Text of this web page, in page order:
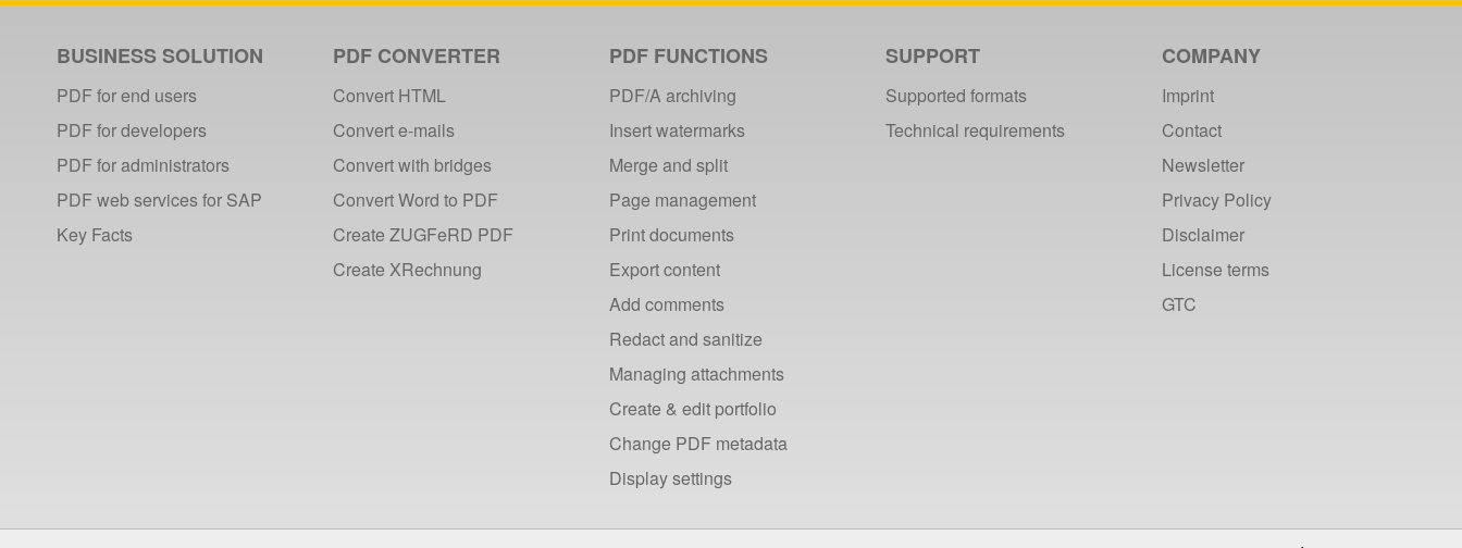
BUSINESS SOLUTION
PDF for end users
PDF for developers
PDF for administrators
PDF web services for SAP
Key Facts
PDF CONVERTER
Convert HTML
Convert e-mails
Convert with bridges
Convert Word to PDF
Create ZUGFeRD PDF
Create XRechnung
PDF FUNCTIONS
PDF/A archiving
Insert watermarks
Merge and split
Page management
Print documents
Export content
Add comments
Redact and sanitize
Managing attachments
Create & edit portfolio
Change PDF metadata
Display settings
SUPPORT
Supported formats
Technical requirements
COMPANY
Imprint
Contact
Newsletter
Privacy Policy
Disclaimer
License terms
GTC